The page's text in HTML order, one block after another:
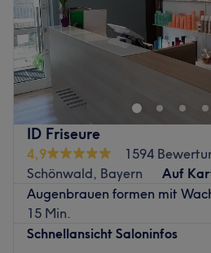
ID Friseure
4,9
1594
Schönwald, Bayern
Auf
Augenbrauen formen mit
15 Min.
Schnellansicht Saloninfos